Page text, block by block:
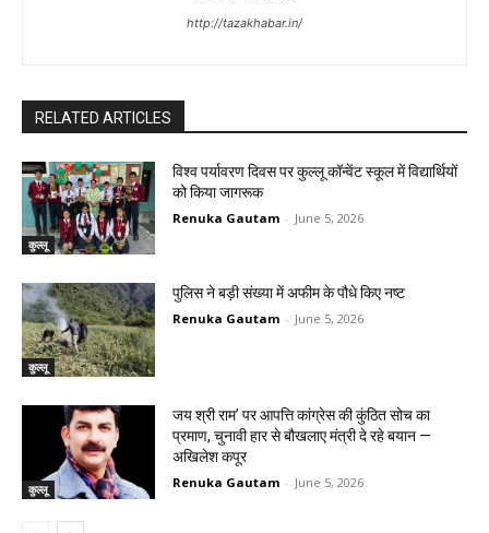
http://tazakhabar.in/
RELATED ARTICLES
कुल्लू
विश्व पर्यावरण दिवस पर कुल्लू कॉन्वेंट स्कूल में विद्यार्थियों
को किया जागरूक
Renuka Gautam - June 5, 2026
कुल्लू
पुलिस ने बड़ी संख्या में अफीम के पौधे किए नष्ट
Renuka Gautam - June 5, 2026
कुल्लू
जय श्री राम’ पर आपत्ति कांग्रेस की कुंठित सोच का
प्रमाण, चुनावी हार से बौखलाए मंत्री दे रहे बयान —
अखिलेश कपूर
Renuka Gautam - June 5, 2026